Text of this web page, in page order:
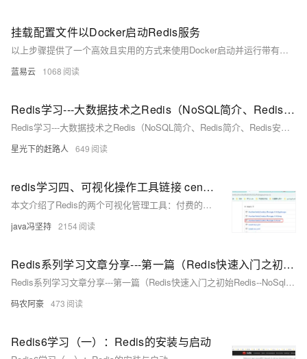
挂载配置文件以Docker启动Redis服务
以上步骤提供了一个高效且实用的方式来使用Docker启动并运行带有自定义配置的Redis服务。这些操作可以适用于开发、测试和生产环境，是一种灵活且可扩展的部署方案。通过挂载配置文件和数据卷，您可以轻松地管理和迁移您的Redis实例。
蓝易云 1068
Redis学习---大数据技术之Redis（NoSQL简介、Redis简介、Redis安装、五大数据类型、相关配置、持久化）
Redis学习---大数据技术之Redis（NoSQL简介、Redis简介、Redis安装、五大数据类型、相关配置、持久化）
星光下的赶路人 649
redis学习四、可视化操作工具链接 centos redis，付费Redis Desktop Manager和免费Another Redis DeskTop Manager下载、安装
本文介绍了Redis的两个可视化管理工具：付费的Redis Desktop Manager和免费的Another Redis DeskTop Manager，包括它们的下载、安装和使用方法，以及在使用Another Redis DeskTop Manager连接Redis时可能遇到的问题和解决方案。
java冯坚持 2154
Redis系列学习文章分享---第一篇（Redis快速入门之初始Redis--NoSql+安装redis+客户端+常用命令）
Redis系列学习文章分享---第一篇（Redis快速入门之初始Redis--NoSql+安装redis+客户端+常用命令）
码农阿豪 473
Redis6学习（一）：Redis的安装与启动